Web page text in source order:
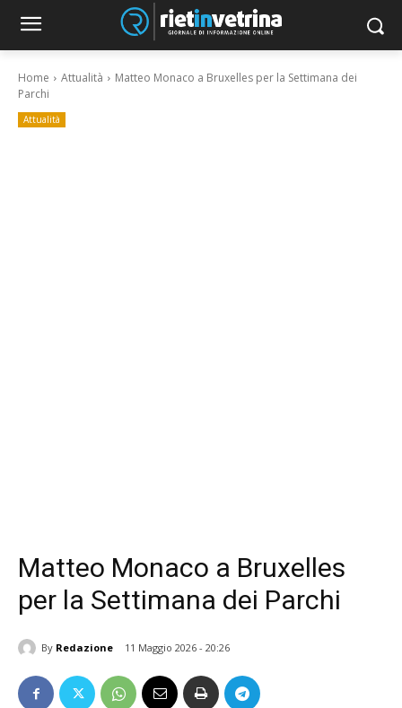
Home Attualità
Matteo Monaco a Bruxelles per la Settimana dei
Parchi
Attualità
Matteo Monaco a Bruxelles
per la Settimana dei Parchi
By Redazione 11 Maggio 2026 - 20:26